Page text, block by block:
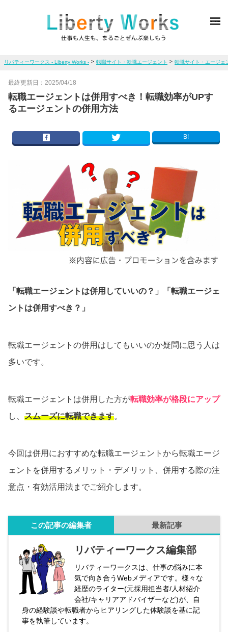
リバティーワークス - Liberty Works - > 転職サイト・転職エージェント > 転職サイト・エージェ
最終更新日： 2025/04/18
転職エージェントは併用すべき！転職効率がUPす
るエージェントの併用方法
B!
「転職エージェントは併用していいの？」「転職エージェ
ントは併用すべき？」
転職エージェントの併用はしてもいいのか疑問に思う人は
多いです。
転職エージェントは併用した方が転職効率が格段にアップ
し、 スムーズに転職できます。
今回は併用におすすめな転職エージェントから転職エージ
ェントを併用するメリット・デメリット、併用する際の注
意点・有効活用法までご紹介します。
この記事の編集者 最新記事
リバティーワークス編集部
リバティーワークスは、仕事の悩みに本
気で向き合うWebメディアです。様々な
経歴のライター(元採用担当者/人材紹介
会社/キャリアアドバイザーなど)が、自
身の経験談や転職者からヒアリングした体験談を基に記
事を執筆しています。